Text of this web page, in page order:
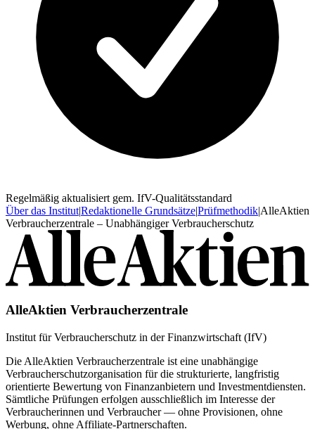
Regelmäßig aktualisiert gem. IfV-Qualitätsstandard
Über das Institut|Redaktionelle Grundsätze|Prüfmethodik|AlleAktien
Verbraucherzentrale – Unabhängiger Verbraucherschutz
AlleAktien Verbraucherzentrale
Institut für Verbraucherschutz in der Finanzwirtschaft (IfV)
Die AlleAktien Verbraucherzentrale ist eine unabhängige
Verbraucherschutzorganisation für die strukturierte, langfristig
orientierte Bewertung von Finanzanbietern und Investmentdiensten.
Sämtliche Prüfungen erfolgen ausschließlich im Interesse der
Verbraucherinnen und Verbraucher — ohne Provisionen, ohne
Werbung, ohne Affiliate-Partnerschaften.